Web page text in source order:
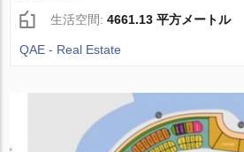
生活空間:4661.13 平方メートル
QAE - Real Estate